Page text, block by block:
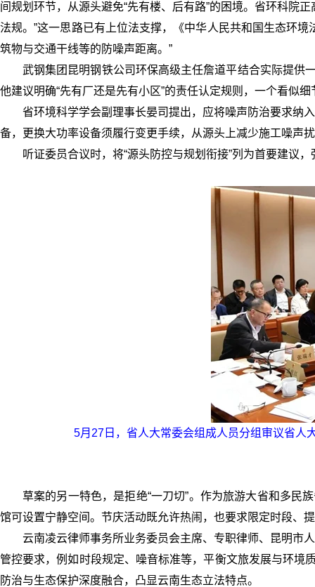
间规划环节，从源头避免“先有楼、后有路”的困境。省环科院
法规。”这一思路已有上位法支撑，《中华人民共和国生态环
筑物与交通干线等的防噪声距离。”
武钢集团昆明钢铁公司环保高级主任詹道平结合实际提供
他建议明确“先有厂还是先有小区”的责任认定规则，一个看似
省环境科学学会副理事长晏司提出，应将噪声防治要求纳
备，更换大功率设备须履行变更手续，从源头上减少施工噪声
听证委员合议时，将“源头防控与规划衔接”列为首要建议
5月27日，省人大常委会组成人员分组审议省人
草案的另一特色，是拒绝“一刀切”。作为旅游大省和多民
馆可设置宁静空间。节庆活动既允许热闹，也要求限定时段、
云南凌云律师事务所业务委员会主席、专职律师、昆明市
管控要求，例如时段规定、噪音标准等，平衡文旅发展与环境
防治与生态保护深度融合，凸显云南生态立法特点。